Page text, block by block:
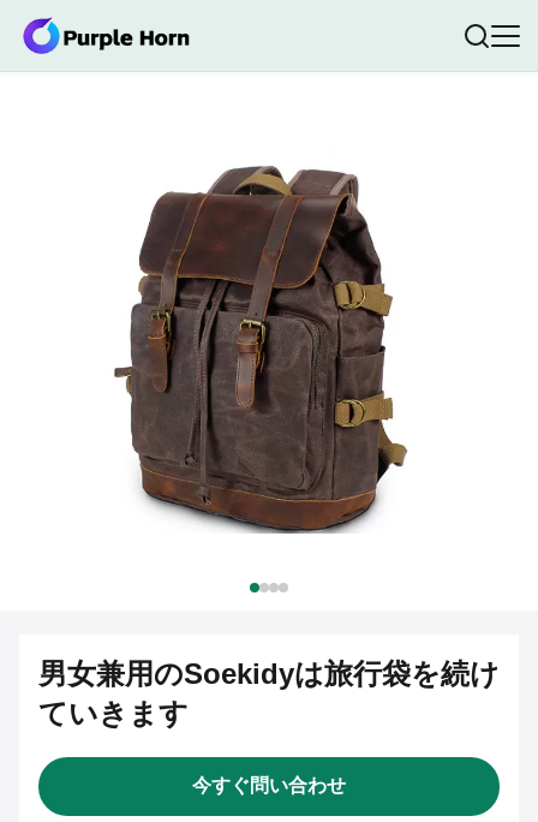
男女兼用のSoekidyは旅行袋を続け
ていきます
今すぐ問い合わせ